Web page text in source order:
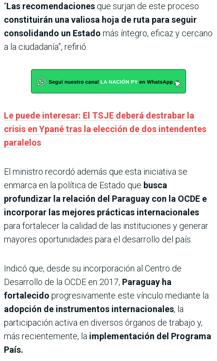
“Las recomendaciones que surjan de este proceso
constituirán una valiosa hoja de ruta para seguir
consolidando un Estado más íntegro, eficaz y cercano
a la ciudadanía”, refirió.
Le puede interesar: El TSJE deberá destrabar la
crisis en Ypané tras la elección de dos intendentes
paralelos
El ministro recordó además que esta iniciativa se
enmarca en la política de Estado que busca
profundizar la relación del Paraguay con la OCDE e
incorporar las mejores prácticas internacionales
para fortalecer la calidad de las instituciones y generar
mayores oportunidades para el desarrollo del país.
Indicó que, desde su incorporación al Centro de
Desarrollo de la OCDE en 2017, Paraguay ha
fortalecido progresivamente este vínculo mediante la
adopción de instrumentos internacionales, la
participación activa en diversos órganos de trabajo y,
más recientemente, la implementación del Programa
País.